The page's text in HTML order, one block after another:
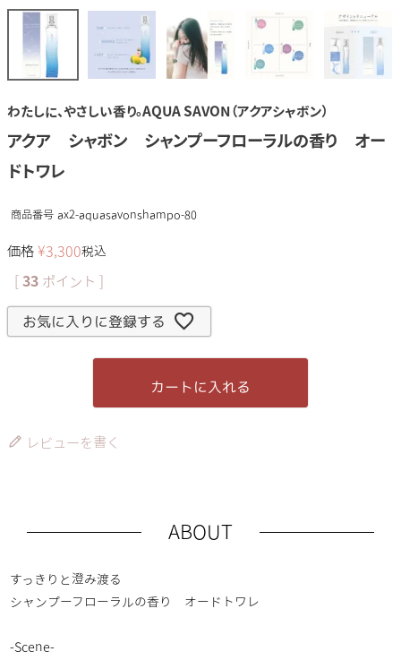
わたしに、やさしい香り。AQUA SAVON（アクアシャボン）
アクア シャボン シャンプーフローラルの香り オー
ドトワレ
商品番号 ax2-aquasavonshampo-80
価格 ¥3,300税込
33 ポイント ]
お気に入りに登録する
カートに入れる
レビューを書く
ABOUT
すっきりと澄み渡る
シャンプーフローラルの香り オードトワレ
-Scene-